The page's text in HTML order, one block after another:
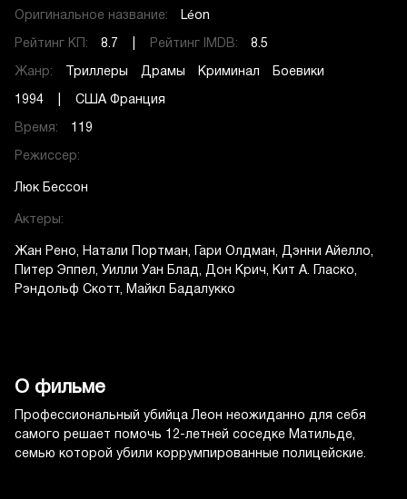
Оригинальное название: Léon
Рейтинг КП: 8.7 | Рейтинг IMDB: 8.5
Жанр: Триллеры Драмы Криминал Боевики
1994 | США Франция
Время: 119
Режиссер:
Люк Бессон
Актеры:
Жан Рено Натали Портман Гари Олдман
Дэнни Айелло
Питер Эппел
Уилли Уан Блад Дон Крич
Кит А. Гласко
Рэндольф Скотт
Майкл Бадалукко
О фильме
Профессиональный убийца Леон неожиданно для себя
самого решает помочь 12-летней соседке Матильде,
семью которой убили коррумпированные полицейские.